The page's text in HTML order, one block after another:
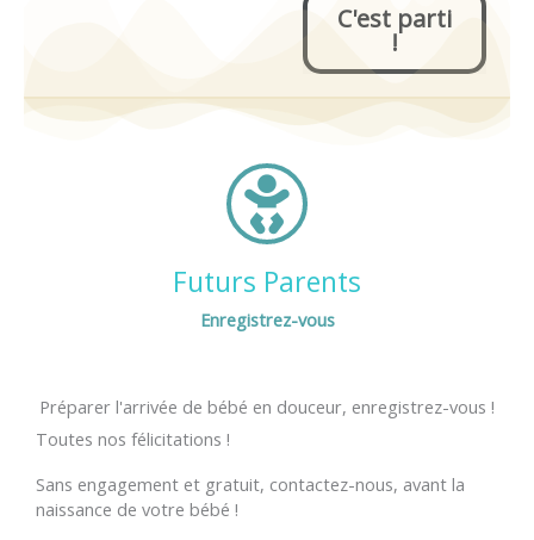
C'est parti
!
Futurs Parents
Enregistrez-vous
Préparer l'arrivée de bébé en douceur, enregistrez-vous !
Toutes nos félicitations !
Sans engagement et gratuit, contactez-nous, avant la
naissance de votre bébé !